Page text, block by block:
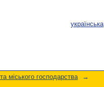
українська
міського господарства
→